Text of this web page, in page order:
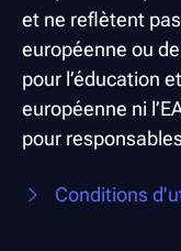
et ne reflètent
européenne ou
pour l’éducation
européenne ni
pour
Conditions